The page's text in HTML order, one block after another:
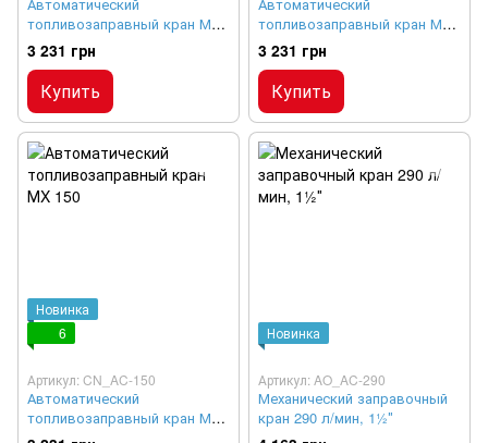
топливозаправный кран МX
90
3 231 грн
Купить
топливозаправный кран МX
120
3 231 грн
Купить
Новинка
6
Артикул: CN_AC-150
Автоматический
топливозаправный кран МX
150
Новинка
Артикул: AO_AC-290
Механический заправочный
кран 290 л/мин, 1½″